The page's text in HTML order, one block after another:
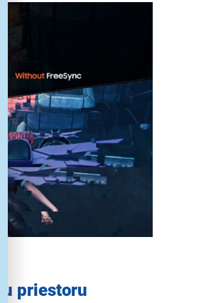
priestoru